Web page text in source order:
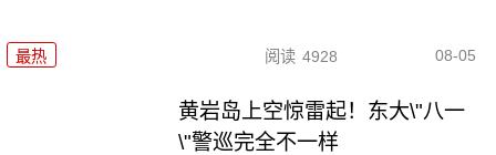
最热 阅读 4928 08-05
黄岩岛上空惊雷起！东大\"八一
\"警巡完全不一样